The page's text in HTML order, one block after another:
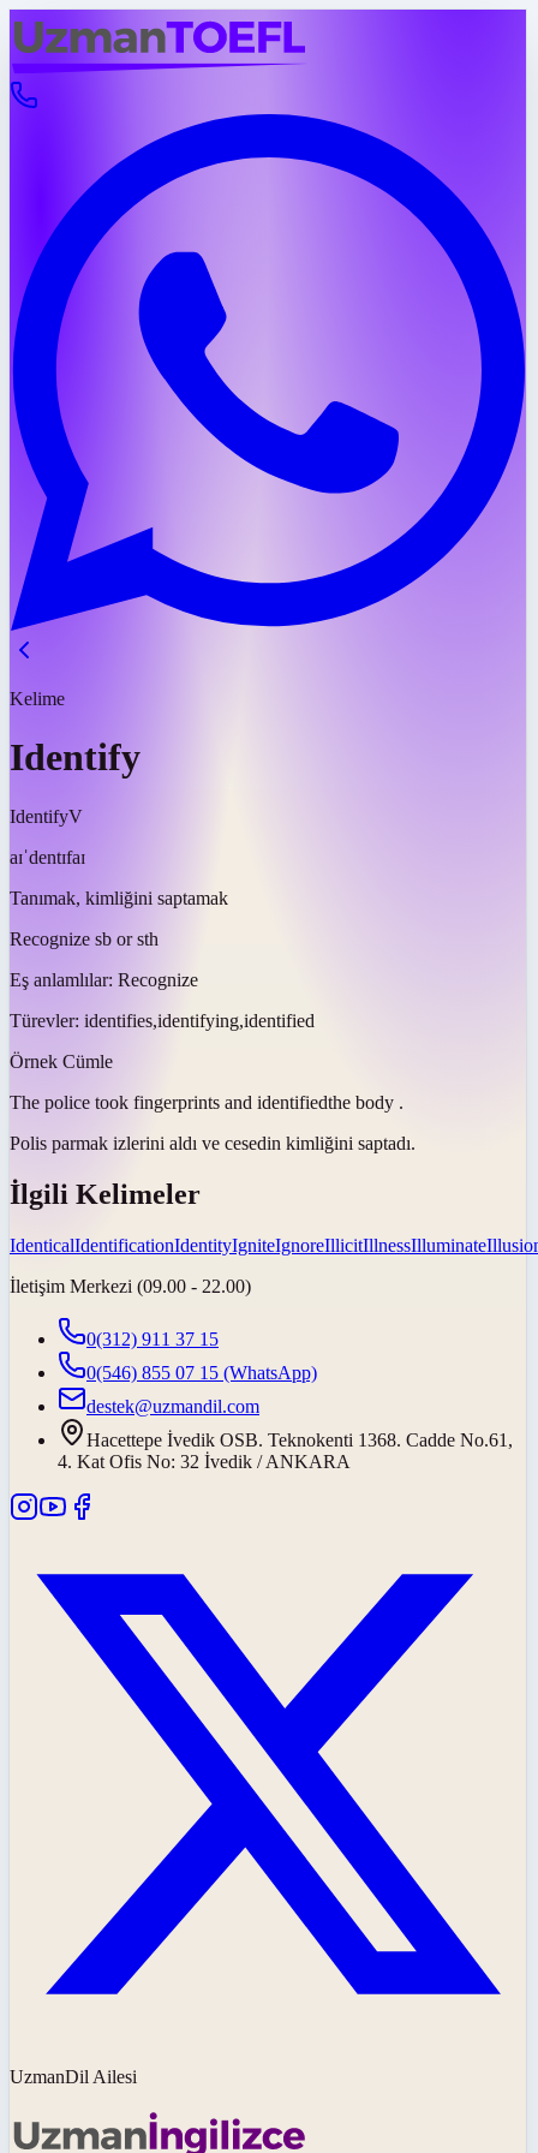
Kelime
Identify
IdentifyV
aɪˈdentɪfaɪ
Tanımak, kimliğini saptamak
Recognize sb or sth
Eş anlamlılar: Recognize
Türevler: identifies,identifying,identified
Örnek Cümle
The police took fingerprints and identifiedthe body .
Polis parmak izlerini aldı ve cesedin kimliğini saptadı.
İlgili Kelimeler
IdenticalIdentificationIdentityIgniteIgnoreIllicitIllnessIlluminate
İletişim Merkezi (09.00 - 22.00)
0(312) 911 37 15
0(546) 855 07 15 (WhatsApp)
destek@uzmandil.com
Hacettepe İvedik OSB. Teknokenti 1368. Cadde No.61,
4. Kat Ofis No: 32 İvedik / ANKARA
UzmanDil Ailesi